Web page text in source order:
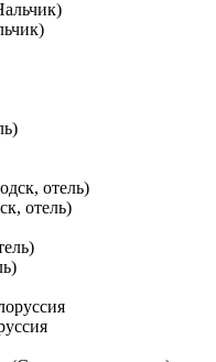
отель)